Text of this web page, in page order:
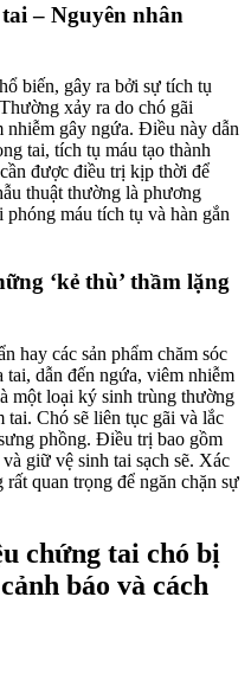
– Nguyên nhân
biến, gây ra bởi sự tích tụ
xảy ra do chó gãi
nhiễm gây ngứa. Điều này dẫn
tai, tích tụ máu tạo thành
được điều trị kịp thời để
thuật thường là phương
máu tích tụ và hàn gắn
‘kẻ thù’ thầm lặng
hay các sản phẩm chăm sóc
dẫn đến ngứa, viêm nhiễm
một loại ký sinh trùng thường
Chó sẽ liên tục gãi và lắc
phồng. Điều trị bao gồm
giữ vệ sinh tai sạch sẽ. Xác
quan trọng để ngăn chặn sự
chứng tai chó bị
báo và cách